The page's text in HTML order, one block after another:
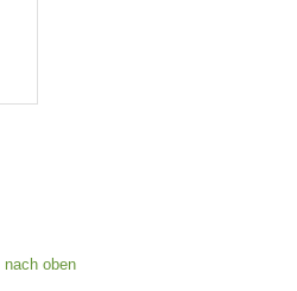
nach oben